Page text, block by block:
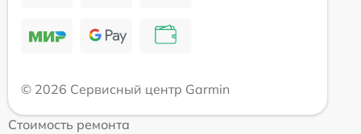
© 2026 Сервисный центр Garmin
Стоимость ремонта